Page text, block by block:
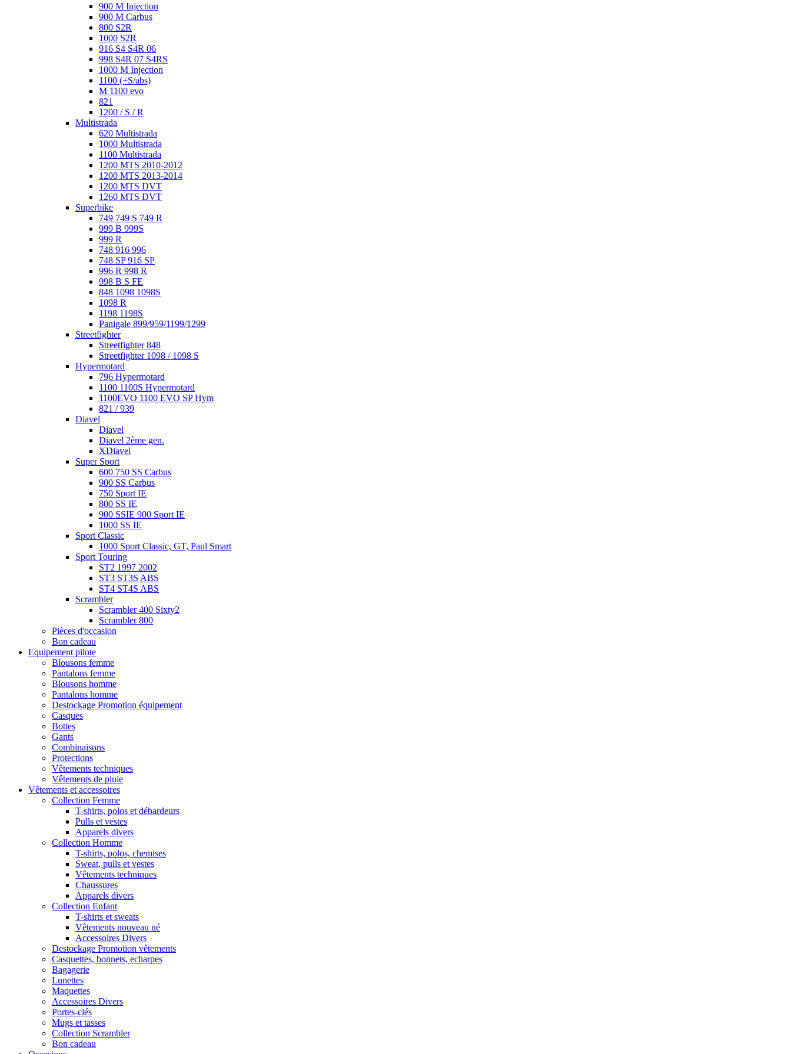
900 M Injection
900 M Carbus
800 S2R
1000 S2R
916 S4 S4R 06
998 S4R 07 S4RS
1000 M Injection
1100 (+S/abs)
M 1100 evo
821
1200 / S / R
Multistrada
620 Multistrada
1000 Multistrada
1100 Multistrada
1200 MTS 2010-2012
1200 MTS 2013-2014
1200 MTS DVT
1260 MTS DVT
Superbike
749 749 S 749 R
999 B 999S
999 R
748 916 996
748 SP 916 SP
996 R 998 R
998 B S FE
848 1098 1098S
1098 R
1198 1198S
Panigale 899/959/1199/1299
Streetfighter
Streetfighter 848
Streetfighter 1098 / 1098 S
Hypermotard
796 Hypermotard
1100 1100S Hypermotard
1100EVO 1100 EVO SP Hym
821 / 939
Diavel
Diavel
Diavel 2ème gen.
XDiavel
Super Sport
600 750 SS Carbus
900 SS Carbus
750 Sport IE
800 SS IE
900 SSIE 900 Sport IE
1000 SS IE
Sport Classic
1000 Sport Classic, GT, Paul Smart
Sport Touring
ST2 1997 2002
ST3 ST3S ABS
ST4 ST4S ABS
Scrambler
Scrambler 400 Sixty2
Scrambler 800
Pièces d'occasion
Bon cadeau
Equipement pilote
Blousons femme
Pantalons femme
Blousons homme
Pantalons homme
Destockage Promotion équipement
Casques
Bottes
Gants
Combinaisons
Protections
Vêtements techniques
Vêtements de pluie
Vêtements et accessoires
Collection Femme
T-shirts, polos et débardeurs
Pulls et vestes
Apparels divers
Collection Homme
T-shirts, polos, chemises
Sweat, pulls et vestes
Vêtements techniques
Chaussures
Apparels divers
Collection Enfant
T-shirts et sweats
Vêtements nouveau né
Accessoires Divers
Destockage Promotion vêtements
Casquettes, bonnets, echarpes
Bagagerie
Lunettes
Maquettes
Accessoires Divers
Portes-clés
Mugs et tasses
Collection Scrambler
Bon cadeau